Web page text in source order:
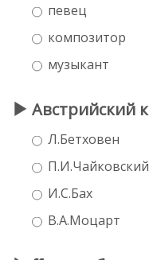
певец
композитор
музыкант
Австрийский
Л.Бетховен
П.И.Чайковский
И.С.Бах
В.А.Моцарт